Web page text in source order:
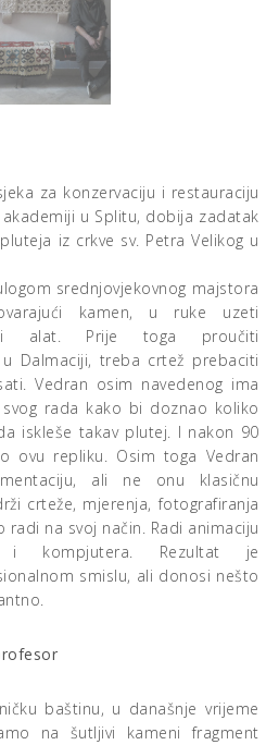
za konzervaciju i restauraciju
u Splitu, dobija zadatak
iz crkve sv. Petra Velikog u
srednjovjekovnog majstora
kamen, u ruke uzeti
alat. Prije toga proučiti
Dalmaciji, treba crtež prebaciti
Vedran osim navedenog ima
rada kako bi doznao koliko
iskleše takav plutej. I nakon 90
ovu repliku. Osim toga Vedran
ali ne onu klasičnu
crteže, mjerenja, fotografiranja
na svoj način. Radi animaciju
i kompjutera. Rezultat je
smislu, ali donosi nešto
baštinu, u današnje vrijeme
na šutljivi kameni fragment